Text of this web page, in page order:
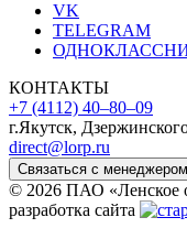
VK
TELEGRAM
КОНТАКТЫ
+7 (4112) 40‒80‒09
г.Якутск,
direct@lorp.ru
Связаться с менеджером
© 2026 ПАО «Ленское
разработка сайта